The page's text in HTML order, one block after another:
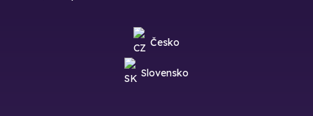
Česko
Slovensko